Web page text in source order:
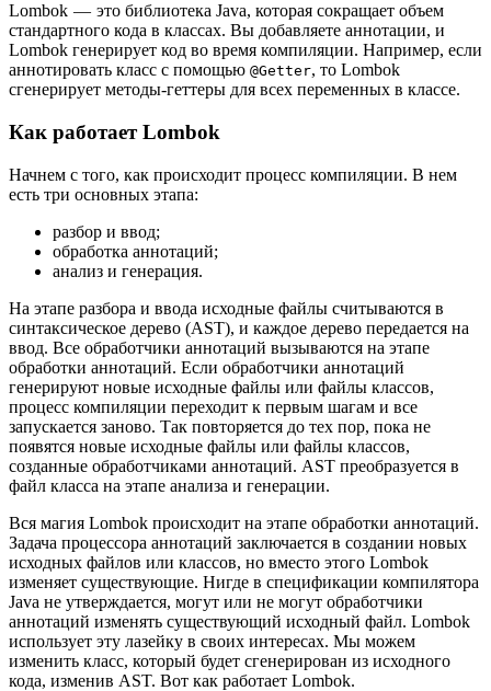
Lombok — это библиотека Java, которая сокращает объем
стандартного кода в классах. Вы добавляете аннотации, и
Lombok генерирует код во время компиляции. Например, если
аннотировать класс с помощью @Getter, то Lombok
сгенерирует методы-геттеры для всех переменных в классе.
Как работает Lombok
Начнем с того, как происходит процесс компиляции. В нем
есть три основных этапа:
разбор и ввод;
обработка аннотаций;
анализ и генерация.
На этапе разбора и ввода исходные файлы считываются в
синтаксическое дерево (AST), и каждое дерево передается на
ввод. Все обработчики аннотаций вызываются на этапе
обработки аннотаций. Если обработчики аннотаций
генерируют новые исходные файлы или файлы классов,
процесс компиляции переходит к первым шагам и все
запускается заново. Так повторяется до тех пор, пока не
появятся новые исходные файлы или файлы классов,
созданные обработчиками аннотаций. AST преобразуется в
файл класса на этапе анализа и генерации.
Вся магия Lombok происходит на этапе обработки аннотаций.
Задача процессора аннотаций заключается в создании новых
исходных файлов или классов, но вместо этого Lombok
изменяет существующие. Нигде в спецификации компилятора
Java не утверждается, могут или не могут обработчики
аннотаций изменять существующий исходный файл. Lombok
использует эту лазейку в своих интересах. Мы можем
изменить класс, который будет сгенерирован из исходного
кода, изменив AST. Вот как работает Lombok.